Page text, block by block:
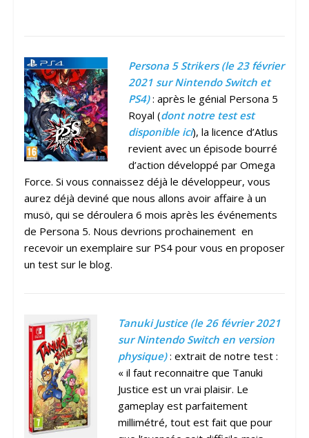
Persona 5 Strikers (le 23 février
2021 sur Nintendo Switch et
PS4) : après le génial Persona 5
Royal (dont notre test est
disponible ici), la licence d’Atlus
revient avec un épisode bourré
d’action développé par Omega
Force. Si vous connaissez déjà le développeur, vous
aurez déjà deviné que nous allons avoir affaire à un
musö, qui se déroulera 6 mois après les événements
de Persona 5. Nous devrions prochainement en
recevoir un exemplaire sur PS4 pour vous en proposer
un test sur le blog.
Tanuki Justice (le 26 février 2021
sur Nintendo Switch en version
physique): extrait de notre test :
« il faut reconnaitre que Tanuki
Justice est un vrai plaisir. Le
gameplay est parfaitement
millimétré, tout est fait que pour